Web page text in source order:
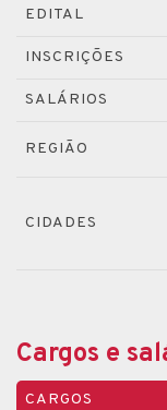
EDITAL
INSCRIÇÕES
SALÁRIOS
REGIÃO
CIDADES
Cargos e
CARGOS